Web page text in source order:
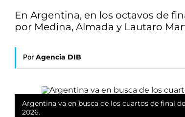
En Argentina, en los octavos de
por Medina, Almada y Lautaro
Por Agencia DIB
Argentina va en busca de los cuartos de final
2026.